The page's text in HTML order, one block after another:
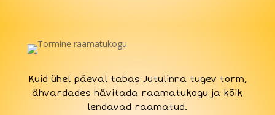
Kuid ühel päeval tabas Jutulinna tugev torm,
ähvardades hävitada raamatukogu ja kõik
lendavad raamatud.